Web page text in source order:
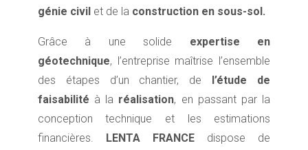
génie civilet de la construction en sous-sol.
Grâce à une solide expertise en
géotechnique, l’entreprise maîtrise l’ensemble
des étapes d’un chantier, de l’étude de
faisabilité à la réalisation, en passant par la
conception technique et les estimations
financières. LENTA FRANCE dispose de